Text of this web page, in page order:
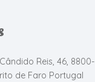
Reis, 46, 8800-
de Faro Portugal